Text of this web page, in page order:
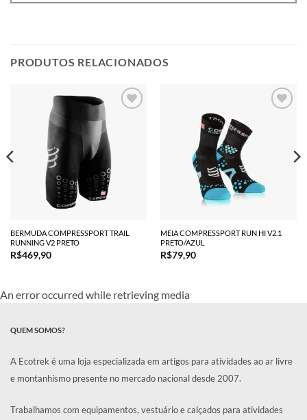
PRODUTOS RELACIONADOS
BERMUDA COMPRESSPORT TRAIL
RUNNING V2 PRETO
R$469,90
MEIA COMPRESSPORT RUN HI V2.1
PRETO/AZUL
R$79,90
An error occurred while retrieving media
QUEM SOMOS?
A Ecotrek é uma loja especializada em artigos para atividades ao ar livre
e montanhismo presente no mercado nacional desde 2007.
Trabalhamos com equipamentos, vestuário e calçados para atividades